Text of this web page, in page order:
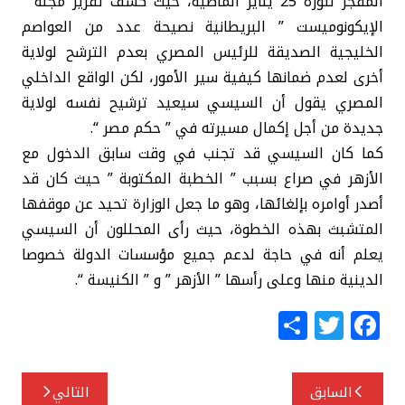
الإيكونوميست ” البريطانية نصيحة عدد من العواصم
الخليجية الصديقة للرئيس المصري بعدم الترشح لولاية
أخرى لعدم ضمانها كيفية سير الأمور، لكن الواقع الداخلي
المصري يقول أن السيسي سيعيد ترشيح نفسه لولاية
جديدة من أجل إكمال مسيرته في ” حكم مصر “.
كما كان السيسي قد تجنب في وقت سابق الدخول مع
الأزهر في صراع بسبب ” الخطبة المكتوبة ” حيث كان قد
أصدر أوامره بإلغائها، وهو ما جعل الوزارة تحيد عن موقفها
المتشبث بهذه الخطوة، حيث رأى المحللون أن السيسي
يعلم أنه في حاجة لدعم جميع مؤسسات الدولة خصوصا
الدينية منها وعلى رأسها ” الأزهر ” و ” الكنيسة “.
F
a
c
T
w
itt
S
h
تصفّح
السابق التالي